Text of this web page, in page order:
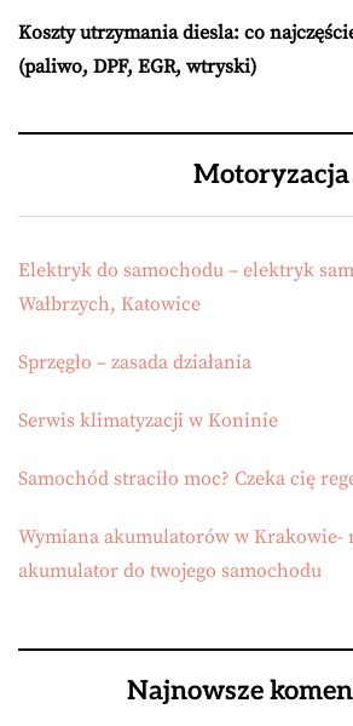
Koszty utrzymania diesla: co
(paliwo, DPF, EGR, wtryski)
Motoryzacja
Elektryk do samochodu – elektryk
Wałbrzych, Katowice
Sprzęgło – zasada działania
Serwis klimatyzacji w Koninie
Samochód straciło moc? Czeka cię
Wymiana akumulatorów w Krakowie-
akumulator do twojego samochodu
Najnowsze